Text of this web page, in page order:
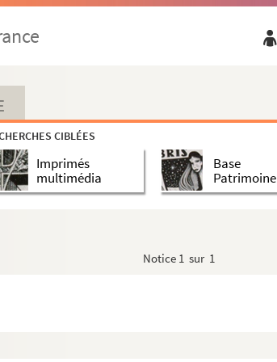
CIBLÉES
Imprimés
multimédia
Base
Patrimoine
Notice 1 sur 1